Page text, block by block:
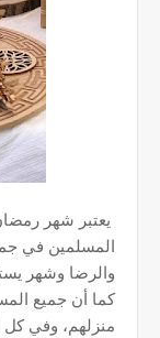
يعتبر شهر
المسلمين في
والرضا وشهر
كما أن جميع
منزلهم، وفي كل